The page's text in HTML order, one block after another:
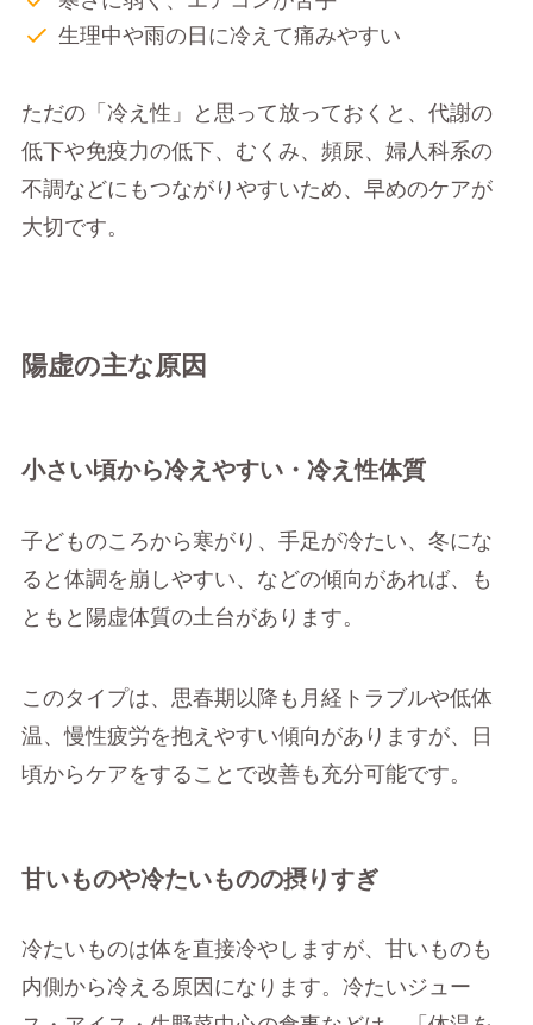
生理中や雨の日に冷えて痛みやすい
ただの「冷え性」と思って放っておくと、代謝の
低下や免疫力の低下、むくみ、頻尿、婦人科系の
不調などにもつながりやすいため、早めのケアが
大切です。
陽虚の主な原因
小さい頃から冷えやすい・冷え性体質
子どものころから寒がり、手足が冷たい、冬にな
ると体調を崩しやすい、などの傾向があれば、も
ともと陽虚体質の土台があります。
このタイプは、思春期以降も月経トラブルや低体
温、慢性疲労を抱えやすい傾向がありますが、日
頃からケアをすることで改善も充分可能です。
甘いものや冷たいものの摂りすぎ
冷たいものは体を直接冷やしますが、甘いものも
内側から冷える原因になります。冷たいジュー